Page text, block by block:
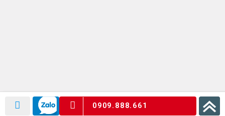
0909.888.661